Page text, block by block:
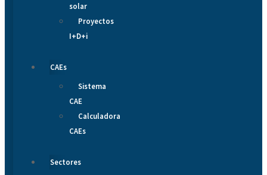
solar
Proyectos
I+D+i
CAEs
Sistema
CAE
Calculadora
CAEs
Sectores